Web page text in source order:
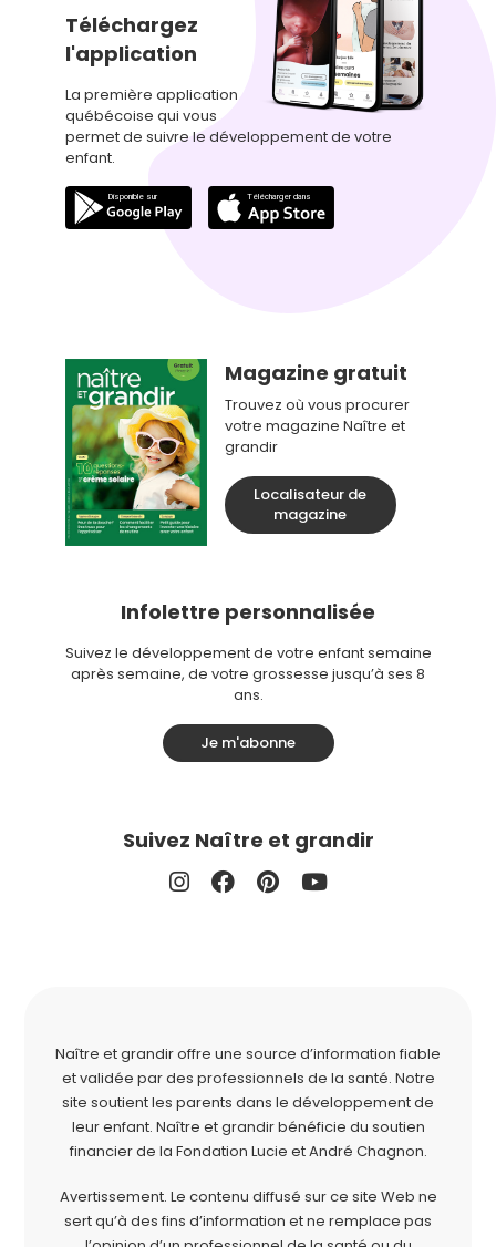
Téléchargez
l'application
La première application
québécoise qui vous
permet de suivre le développement de votre
enfant.
Magazine gratuit
Trouvez où vous procurer
votre magazine Naître et
grandir
Localisateur de
magazine
Infolettre personnalisée
Suivez le développement de votre enfant semaine
après semaine, de votre grossesse jusqu’à ses 8
ans.
Je m'abonne
Suivez Naître et grandir
Naître et grandir offre une source d’information fiable
et validée par des professionnels de la santé. Notre
site soutient les parents dans le développement de
leur enfant. Naître et grandir bénéficie du soutien
financier de la Fondation Lucie et André Chagnon.
Avertissement. Le contenu diffusé sur ce site Web ne
sert qu’à des fins d’information et ne remplace pas